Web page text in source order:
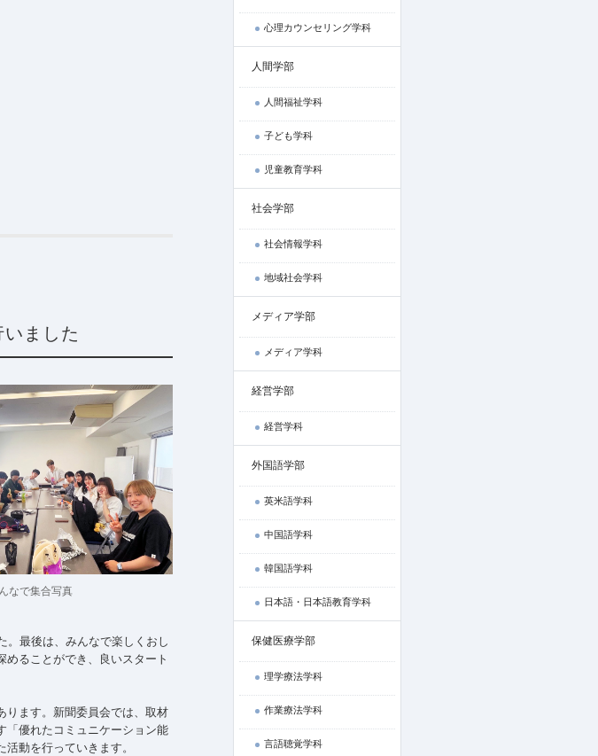
ました
なで集合写真
。最後は、みんなで楽しくおし
ることができ、良いスタート
ります。新聞委員会では、取材
「優れたコミュニケーション能
動を行っていきます。
心理カウンセリング学科
人間学部
人間福祉学科
子ども学科
児童教育学科
社会学部
社会情報学科
地域社会学科
メディア学部
メディア学科
経営学部
経営学科
外国語学部
英米語学科
中国語学科
韓国語学科
日本語・日本語教育学科
保健医療学部
理学療法学科
作業療法学科
言語聴覚学科